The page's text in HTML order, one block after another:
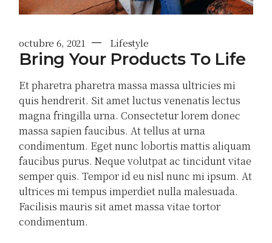
octubre 6, 2021 Lifestyle
Bring Your Products To Life
Et pharetra pharetra massa massa ultricies mi
quis hendrerit. Sit amet luctus venenatis lectus
magna fringilla urna. Consectetur lorem donec
massa sapien faucibus. At tellus at urna
condimentum. Eget nunc lobortis mattis aliquam
faucibus purus. Neque volutpat ac tincidunt vitae
semper quis. Tempor id eu nisl nunc mi ipsum. At
ultrices mi tempus imperdiet nulla malesuada.
Facilisis mauris sit amet massa vitae tortor
condimentum.